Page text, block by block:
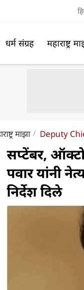
धर्म संग्रह महाराष्ट्र
माझा Deputy
सप्टेंबर,
पवार यांनी
निर्देश दिले